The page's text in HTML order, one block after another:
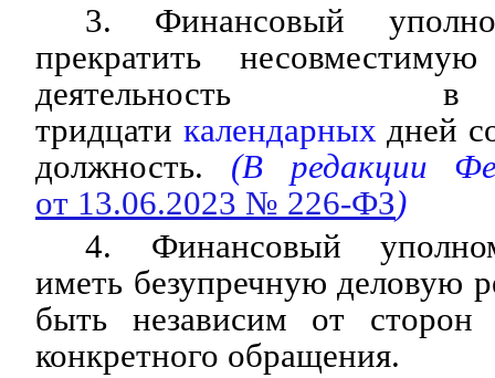
3. Финансовый
прекратить
деятельность
тридцати календарных дней
должность. (В редакции
от 13.06.2023 № 226-ФЗ)
4. Финансовый
иметь безупречную деловую
быть независим от сторон
конкретного обращения.